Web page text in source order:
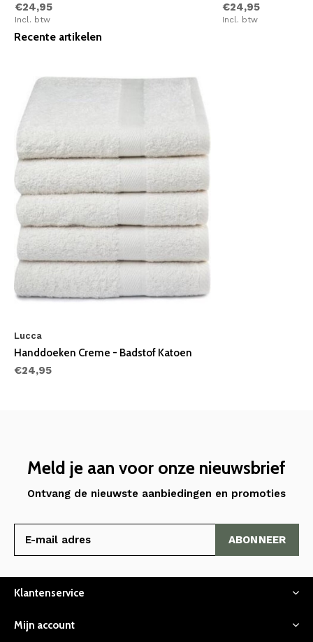
€24,95
Incl. btw
€24,95
Incl. btw
Recente artikelen
Lucca
Handdoeken Creme - Badstof Katoen
€24,95
Meld je aan voor onze nieuwsbrief
Ontvang de nieuwste aanbiedingen en promoties
ABONNEER
Klantenservice
Mijn account